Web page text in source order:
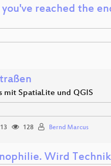
reached the
mit SpatiaLite und QGIS
128 Bernd Marcus
Wird